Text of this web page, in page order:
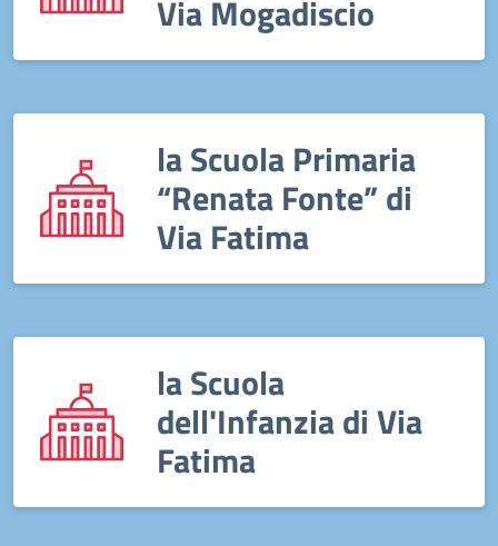
Via Mogadiscio
la Scuola Primaria
“Renata Fonte” di
Via Fatima
la Scuola
dell'Infanzia di Via
Fatima